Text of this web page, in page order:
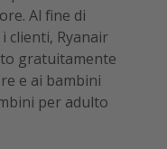
Al fine di
clienti, Ryanair
gratuitamente
e ai bambini
per adulto